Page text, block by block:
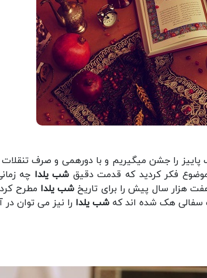
را جشن میگیریم و با دورهمی و صرف
فکر کردید که قدمت دقیق شب یلدا چه
هزار سال پیش را برای تاریخ شب یلدا مطرح
سفالی هک شده اند که شب یلدا را نیز می توان در